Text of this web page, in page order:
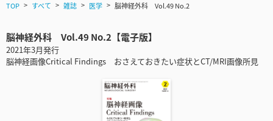
TOP すべて 雑誌 医学 脳神経外科 Vol.49 No.2
脳神経外科 Vol.49 No.2【電子版】
2021年3月発行
脳神経画像Critical Findings おさえておきたい症状とCT/MRI画像所見